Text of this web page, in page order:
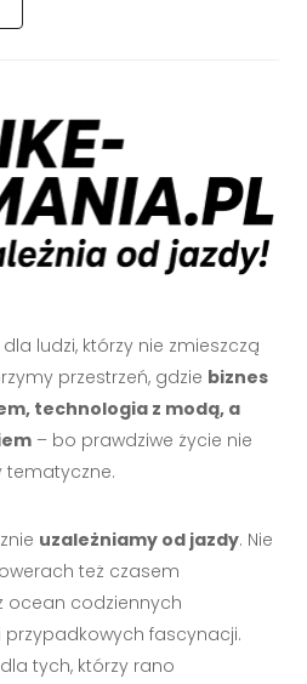
ludzi, którzy nie zmieszczą
przestrzeń, gdzie biznes
technologia z modą, a
– bo prawdziwe życie nie
tematyczne.
uzależniamy od jazdy. Nie
też czasem
ocean codziennych
fascynacji.
tych, którzy rano